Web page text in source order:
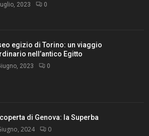
2023 0
egizio di Torino: un viaggio
nell’antico Egitto
2023 0
di Genova: la Superba
2024 0